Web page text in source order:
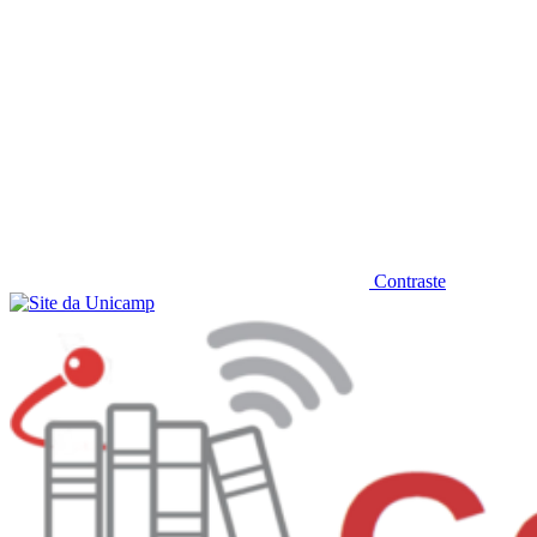
Contraste